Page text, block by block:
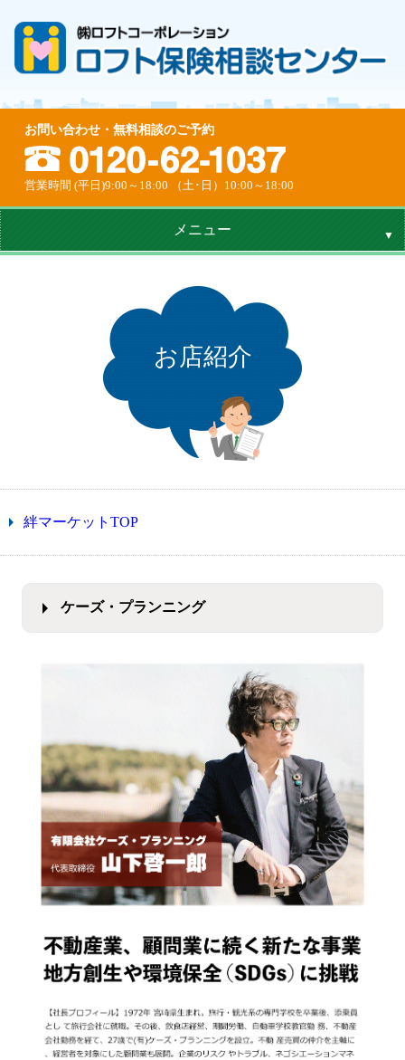
お問い合わせ・無料相談のご予約
営業時間 (平日)9:00～18:00 （土･日）10:00～18:00
メニュー
お店紹介
絆マーケットTOP
ケーズ・プランニング